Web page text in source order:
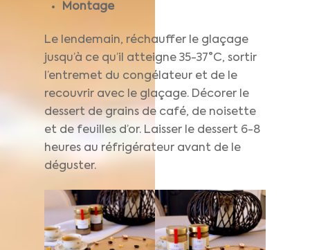
Montage
Le lendemain, réchauffer le glaçage
jusqu’à ce qu’il atteigne 35-37°C, sortir
l’entremet du congélateur et de le
recouvrir avec le glaçage. Décorer le
dessert de grains de café, de noisette
et de feuilles d’or. Laisser le dessert 6-8
heures au réfrigérateur avant de le
déguster.